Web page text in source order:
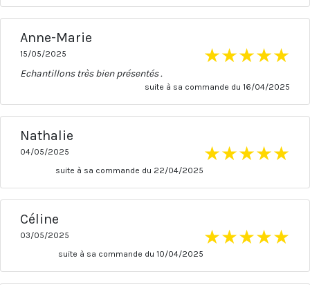
Anne-Marie
15/05/2025 ★★★★★
Echantillons très bien présentés .
suite à sa commande du 16/04/2025
Nathalie
04/05/2025 ★★★★★
suite à sa commande du 22/04/2025
Céline
03/05/2025 ★★★★★
suite à sa commande du 10/04/2025